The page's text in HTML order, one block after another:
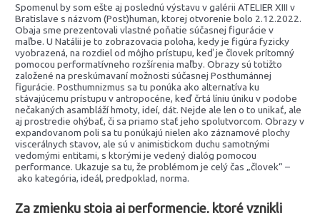
Spomenul by som ešte aj poslednú výstavu v galérii ATELIER XIII v
Bratislave s názvom (Post)human, ktorej otvorenie bolo 2.12.2022.
Obaja sme prezentovali vlastné poňatie súčasnej figurácie v
maľbe. U Natálii je to zobrazovacia poloha, kedy je figúra fyzicky
vyobrazená, na rozdiel od môjho prístupu, keď je človek prítomný
pomocou performatívneho rozšírenia maľby. Obrazy sú totižto
založené na preskúmavaní možnosti súčasnej Posthumánnej
figurácie. Posthumnizmus sa tu ponúka ako alternatíva ku
stávajúcemu prístupu v antropocéne, keď črtá líniu úniku v podobe
nečakaných asambláží hmoty, ideí, dát. Nejde ale len o to unikať, ale
aj prostredie ohýbať, či sa priamo stať jeho spolutvorcom. Obrazy v
expandovanom poli sa tu ponúkajú nielen ako záznamové plochy
viscerálnych stavov, ale sú v animistickom duchu samotnými
vedomými entitami, s ktorými je vedený dialóg pomocou
performance. Ukazuje sa tu, že problémom je celý čas „človek“ –
ako kategória, ideál, predpoklad, norma.
Za zmienku stoja aj performencie, ktoré vznikli